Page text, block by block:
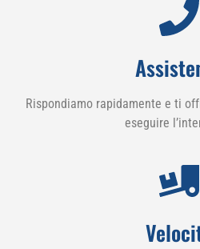
Rispondiamo rapidamente e ti
eseguire